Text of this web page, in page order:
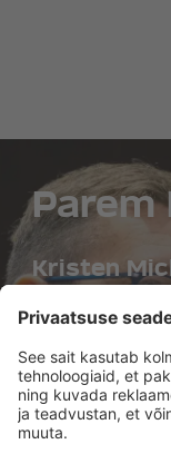
Parem
Kristen